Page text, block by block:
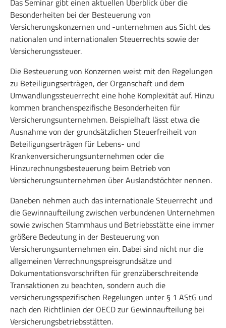
Das Seminar gibt einen aktuellen Überblick über die
Besonderheiten bei der Besteuerung von
Versicherungskonzernen und -unternehmen aus Sicht des
nationalen und internationalen Steuerrechts sowie der
Versicherungssteuer.
Die Besteuerung von Konzernen weist mit den Regelungen
zu Beteiligungserträgen, der Organschaft und dem
Umwandlungssteuerrecht eine hohe Komplexität auf. Hinzu
kommen branchenspezifische Besonderheiten für
Versicherungsunternehmen. Beispielhaft lässt etwa die
Ausnahme von der grundsätzlichen Steuerfreiheit von
Beteiligungserträgen für Lebens- und
Krankenversicherungsunternehmen oder die
Hinzurechnungsbesteuerung beim Betrieb von
Versicherungsunternehmen über Auslandstöchter nennen.
Daneben nehmen auch das internationale Steuerrecht und
die Gewinnaufteilung zwischen verbundenen Unternehmen
sowie zwischen Stammhaus und Betriebsstätte eine immer
größere Bedeutung in der Besteuerung von
Versicherungsunternehmen ein. Dabei sind nicht nur die
allgemeinen Verrechnungspreisgrundsätze und
Dokumentationsvorschriften für grenzüberschreitende
Transaktionen zu beachten, sondern auch die
versicherungsspezifischen Regelungen unter § 1 AStG und
nach den Richtlinien der OECD zur Gewinnaufteilung bei
Versicherungsbetriebsstätten.